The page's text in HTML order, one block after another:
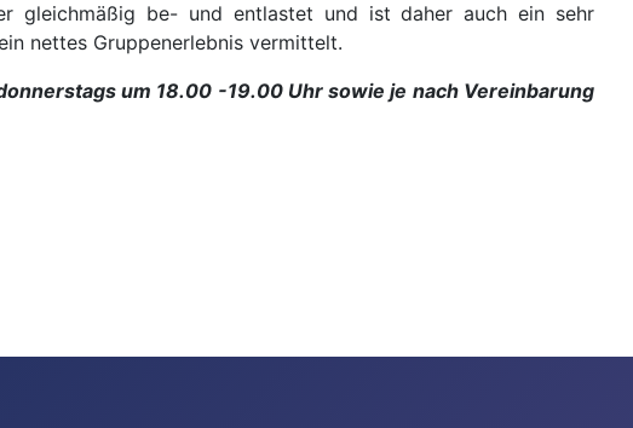
gleichmäßig be- und entlastet und ist daher auch ein sehr
nettes Gruppenerlebnis vermittelt.
um 18.00 -19.00 Uhr sowie je nach Vereinbarung